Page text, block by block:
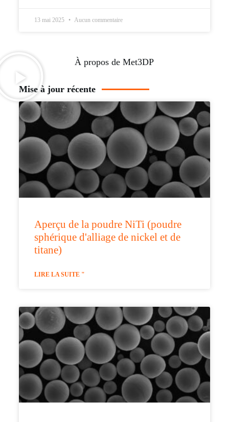
13 mai 2025 Aucun commentaire
À propos de Met3DP
Mise à jour récente
Aperçu de la poudre NiTi (poudre
sphérique d'alliage de nickel et de
titane)
LIRE LA SUITE "